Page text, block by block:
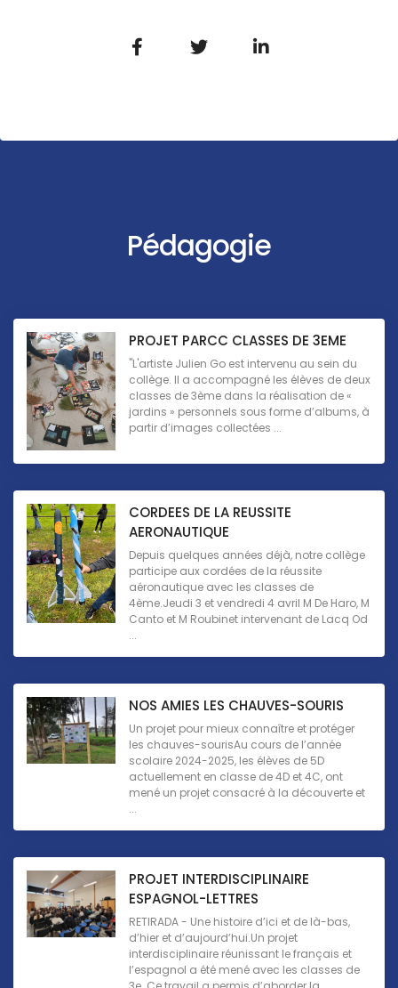
Pédagogie
PROJET PARCC CLASSES DE 3EME
"L'artiste Julien Go est intervenu au sein du
collège. Il a accompagné les élèves de deux
classes de 3ème dans la réalisation de «
jardins » personnels sous forme d’albums, à
partir d’images collectées ...
CORDEES DE LA REUSSITE
AERONAUTIQUE
Depuis quelques années déjà, notre collège
participe aux cordées de la réussite
aéronautique avec les classes de
4ème.Jeudi 3 et vendredi 4 avril M De Haro, M
Canto et M Roubinet intervenant de Lacq Od
...
NOS AMIES LES CHAUVES-SOURIS
Un projet pour mieux connaître et protéger
les chauves-sourisAu cours de l’année
scolaire 2024-2025, les élèves de 5D
actuellement en classe de 4D et 4C, ont
mené un projet consacré à la découverte et
...
PROJET INTERDISCIPLINAIRE
ESPAGNOL-LETTRES
RETIRADA - Une histoire d’ici et de là-bas,
d’hier et d’aujourd’hui.Un projet
interdisciplinaire réunissant le français et
l’espagnol a été mené avec les classes de